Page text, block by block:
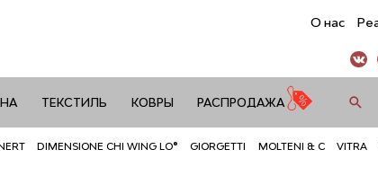
О нас
ТЕКСТИЛЬ КОВРЫ РАСПРОДАЖА
DIMENSIONE CHI WING LO® GIORGETTI MOLTENI & C VITRA